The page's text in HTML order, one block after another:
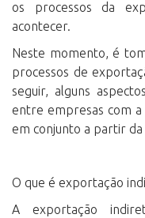
os processos da
acontecer.
Neste momento, é
processos de
seguir, alguns
entre empresas com
em conjunto a partir
O que é exportação
A exportação